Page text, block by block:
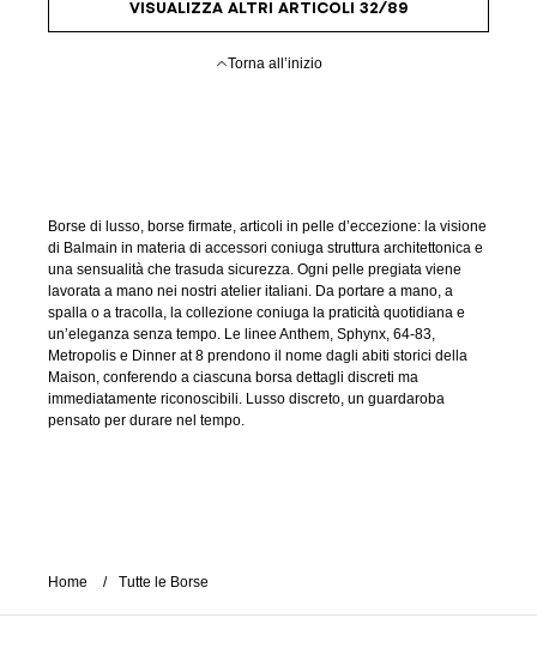
VISUALIZZA ALTRI ARTICOLI 32/89
Torna all’inizio
Borse di lusso, borse firmate, articoli in pelle d’eccezione: la visione
di Balmain in materia di accessori coniuga struttura architettonica e
una sensualità che trasuda sicurezza. Ogni pelle pregiata viene
lavorata a mano nei nostri atelier italiani. Da portare a mano, a
spalla o a tracolla, la collezione coniuga la praticità quotidiana e
un’eleganza senza tempo. Le linee Anthem, Sphynx, 64-83,
Metropolis e Dinner at 8 prendono il nome dagli abiti storici della
Maison, conferendo a ciascuna borsa dettagli discreti ma
immediatamente riconoscibili. Lusso discreto, un guardaroba
pensato per durare nel tempo.
Home Tutte le Borse